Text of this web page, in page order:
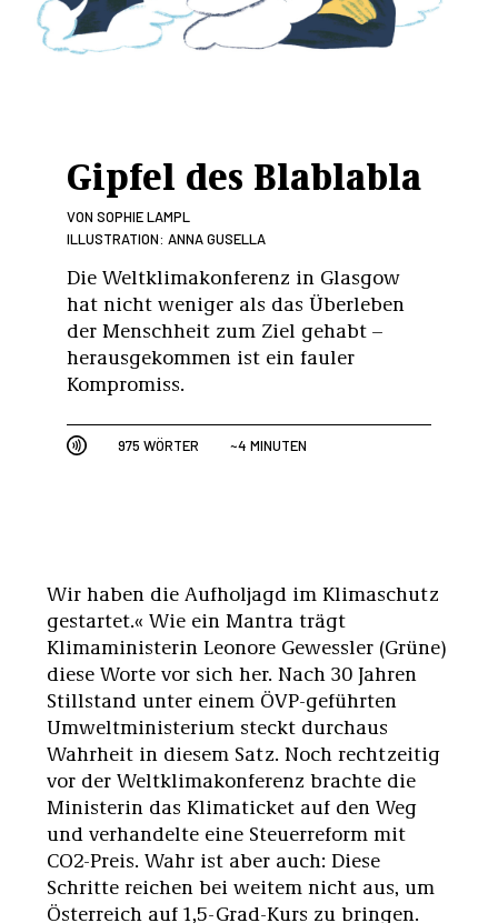
Gipfel des Blablabla
VON SOPHIE LAMPL
ILLUSTRATION: ANNA GUSELLA
Die Weltklimakonferenz in Glasgow
hat nicht weniger als das Überleben
der Menschheit zum Ziel gehabt –
herausgekommen ist ein fauler
Kompromiss.
975 WÖRTER ~4 MINUTEN
Wir haben die Aufholjagd im Klimaschutz
gestartet.« Wie ein Mantra trägt
Klimaministerin Leonore Gewessler (Grüne)
diese Worte vor sich her. Nach 30 Jahren
Stillstand unter einem ÖVP-geführten
Umweltministerium steckt durchaus
Wahrheit in diesem Satz. Noch rechtzeitig
vor der Weltklimakonferenz brachte die
Ministerin das Klimaticket auf den Weg
und verhandelte eine Steuerreform mit
CO2-Preis. Wahr ist aber auch: Diese
Schritte reichen bei weitem nicht aus, um
Österreich auf 1,5-Grad-Kurs zu bringen.